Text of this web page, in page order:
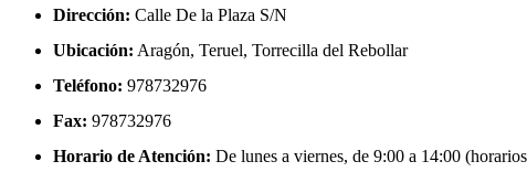
Dirección: Calle De la Plaza S/N
Ubicación: Aragón, Teruel, Torrecilla del Rebollar
Teléfono: 978732976
Fax: 978732976
Horario de Atención: De lunes a viernes, de 9:00 a 14:00